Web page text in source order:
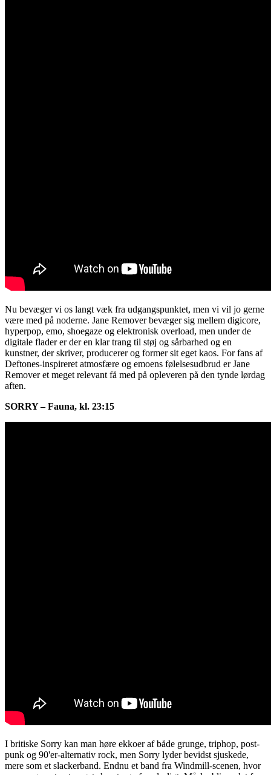
Nu bevæger vi os langt væk fra udgangspunktet, men vi vil jo gerne
være med på noderne. Jane Remover bevæger sig mellem digicore,
hyperpop, emo, shoegaze og elektronisk overload, men under de
digitale flader er der en klar trang til støj og sårbarhed og en
kunstner, der skriver, producerer og former sit eget kaos. For fans af
Deftones-inspireret atmosfære og emoens følelsesudbrud er Jane
Remover et meget relevant få med på opleveren på den tynde lørdag
aften.
SORRY – Fauna, kl. 23:15
I britiske Sorry kan man høre ekkoer af både grunge, triphop, post-
punk og 90'er-alternativ rock, men Sorry lyder bevidst sjuskede,
mere som et slackerband. Endnu et band fra Windmill-scenen, hvor